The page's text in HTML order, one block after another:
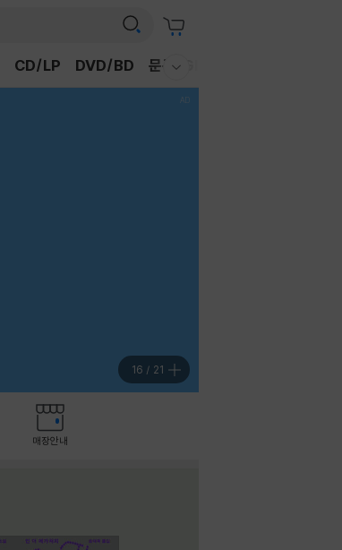
CD/LP DVD/BD 문구/GIFT
16 / 21
매장안내